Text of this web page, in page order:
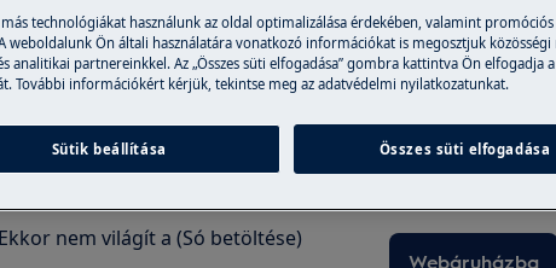
függően nem minden
Ugyanakkor kemény víz
is ajánlott a só és a öblítőszer
nem világít a (Só betöltése)
Alkatrészek és
A webáruházban
tartozékokat
házhoz is
Webáruházba
technológiákat használunk az oldal optimalizálása érdekében, valamint
weboldalunk Ön általi használatára vonatkozó információkat is megosztjuk közösségi
analitikai partnereinkkel. Az „Összes süti elfogadása” gombra kattintva Ön elfogadja
További információkért kérjük, tekintse meg az adatvédelmi nyilatkozatunkat.
Sütik beállítása Összes süti elfogadása